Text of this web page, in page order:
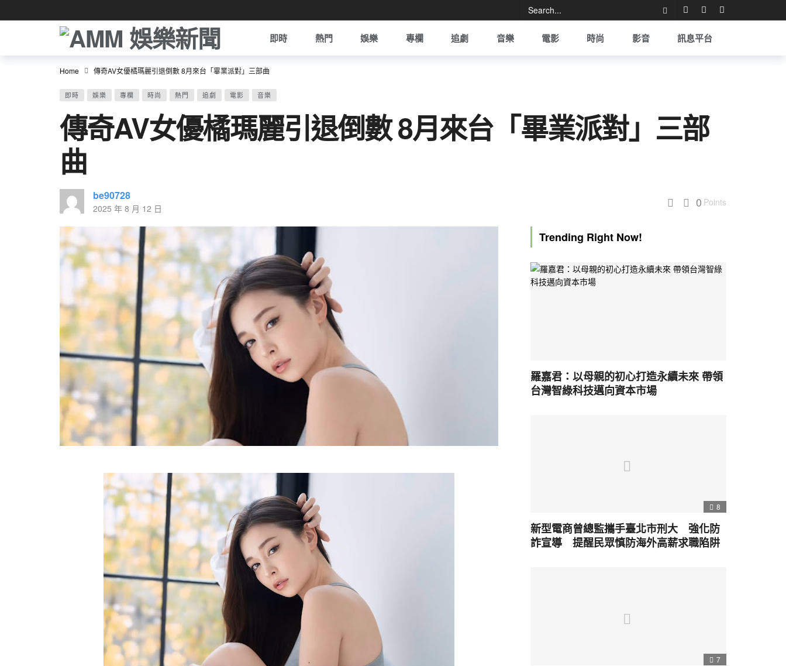
即時 熱門 娛樂 專欄 追劇 音樂 電影 時尚 影音 訊息平台
Home 傳奇AV女優橘瑪麗引退倒數 8月來台「畢業派對」三部曲
即時 娛樂 專欄 時尚 熱門 追劇 電影 音樂
傳奇AV女優橘瑪麗引退倒數 8月來台「畢業派對」三部
曲
be90728
2025 年 8 月 12 日 0 Points
Trending Right Now!
羅嘉君：以母親的初心打造永續未來 帶領
台灣智綠科技邁向資本市場
8
新型電商曾總監攜手臺北市刑大 強化防
詐宣導 提醒民眾慎防海外高薪求職陷阱
7